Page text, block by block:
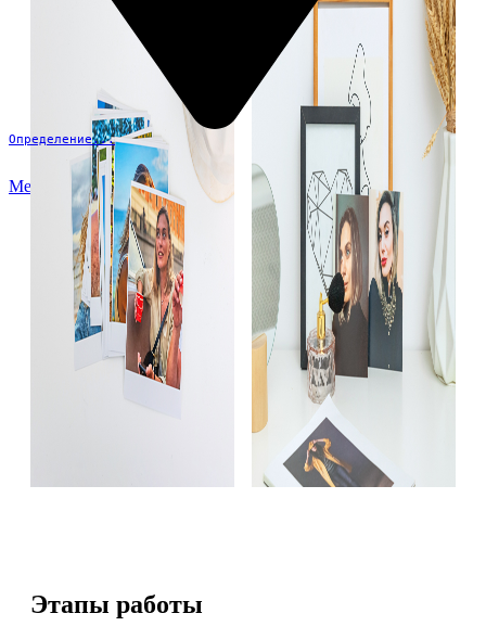
Определение...
Меню
Этапы работы